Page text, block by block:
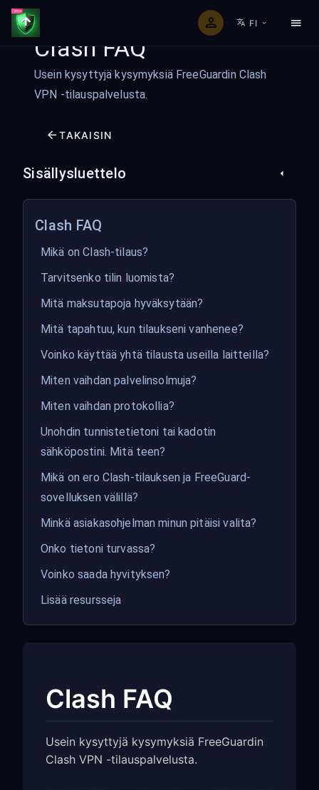
FI
Clash FAQ
Usein kysyttyjä kysymyksiä FreeGuardin Clash
VPN -tilauspalvelusta.
TAKAISIN
Sisällysluettelo
Clash FAQ
Mikä on Clash-tilaus?
Tarvitsenko tilin luomista?
Mitä maksutapoja hyväksytään?
Mitä tapahtuu, kun tilaukseni vanhenee?
Voinko käyttää yhtä tilausta useilla laitteilla?
Miten vaihdan palvelinsolmuja?
Miten vaihdan protokollia?
Unohdin tunnistetietoni tai kadotin
sähköpostini. Mitä teen?
Mikä on ero Clash-tilauksen ja FreeGuard-
sovelluksen välillä?
Minkä asiakasohjelman minun pitäisi valita?
Onko tietoni turvassa?
Voinko saada hyvityksen?
Lisää resursseja
Clash FAQ
Usein kysyttyjä kysymyksiä FreeGuardin
Clash VPN -tilauspalvelusta.